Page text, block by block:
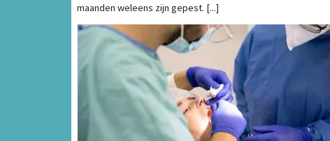
maanden weleens zijn gepest. [...]